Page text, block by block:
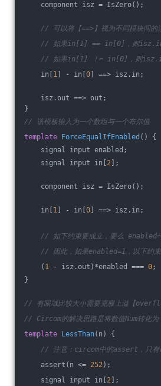
component isz = IsZero();
// 可以将【==>】视为不同模块间的
// 如果in[1] == in[0]，则
// 如果in[1] ！= in[0]，则
in[ 1 ] - in[ 0 ] ==> isz.in;
isz.out ==> out;
}
// 该模板输入为一个数组与一个布尔值
template
ForceEqualIfEnabled ()
{
signal input enabled;
signal input in[ 2 ];
component isz = IsZero();
in[ 1 ] - in[ 0 ] ==> isz.in;
// 如下约束要成立，要么
// 因此，如果enabled=1，以下
( 1 - isz.out)*enabled === 0;
}
// 有限域比较大小需要克服上溢【
// Circom的解决思路是将数值Num转化为
template
LessThan(n)
{
// 注意：circom中的assert，只有
assert(n <= 252);
signal input in[ 2 ];